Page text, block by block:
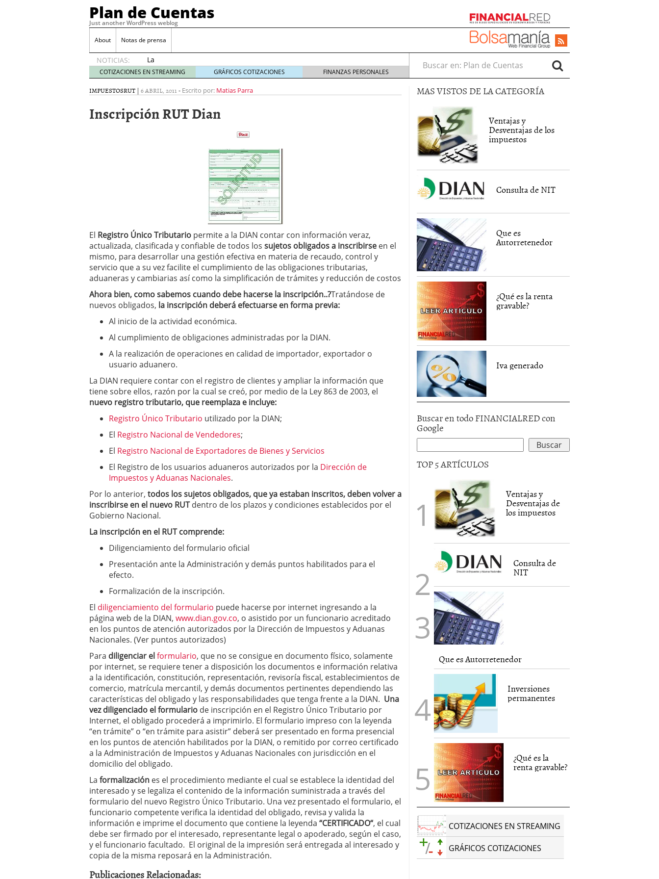
Plan de Cuentas
Just another WordPress weblog
About Notas de prensa
NOTICIAS:
La
elección
del
mejor
es tuya
septiembre
Ventajas de las Tarjetas de Crédito en Colombia
junio 17, 2013
¿Qué es el análisis financiero? junio 11, 2013
¿Quién debe firmar un acta de asamblea? mayo 30, 2013
COTIZACIONES EN STREAMING GRÁFICOS COTIZACIONES FINANZAS PERSONALES
Buscar en:
IMPUESTOSRUT | 6 ABRIL, 2011 - Escrito por: Matias Parra
Inscripción RUT Dian
El Registro Único Tributario permite a la DIAN contar con información veraz,
actualizada, clasificada y confiable de todos los sujetos obligados a inscribirse en el
mismo, para desarrollar una gestión efectiva en materia de recaudo, control y
servicio que a su vez facilite el cumplimiento de las obligaciones tributarias,
aduaneras y cambiarias así como la simplificación de trámites y reducción de costos
Ahora bien, como sabemos cuando debe hacerse la inscripción..?Tratándose de
nuevos obligados, la inscripción deberá efectuarse en forma previa:
Al inicio de la actividad económica.
Al cumplimiento de obligaciones administradas por la DIAN.
A la realización de operaciones en calidad de importador, exportador o
usuario aduanero.
La DIAN requiere contar con el registro de clientes y ampliar la información que
tiene sobre ellos, razón por la cual se creó, por medio de la Ley 863 de 2003, el
nuevo registro tributario, que reemplaza e incluye:
Registro Único Tributario utilizado por la DIAN;
El Registro Nacional de Vendedores;
El Registro Nacional de Exportadores de Bienes y Servicios
El Registro de los usuarios aduaneros autorizados por la Dirección de
Impuestos y Aduanas Nacionales.
Por lo anterior, todos los sujetos obligados, que ya estaban inscritos, deben volver a
inscribirse en el nuevo RUTdentro de los plazos y condiciones establecidos por el
Gobierno Nacional.
La inscripción en el RUT comprende:
Diligenciamiento del formulario oficial
Presentación ante la Administración y demás puntos habilitados para el
efecto.
Formalización de la inscripción.
El diligenciamiento del formulario puede hacerse por internet ingresando a la
página web de la DIAN, www.dian.gov.co, o asistido por un funcionario acreditado
en los puntos de atención autorizados por la Dirección de Impuestos y Aduanas
Nacionales. (Ver puntos autorizados)
Para diligenciar elformulario, que no se consigue en documento físico, solamente
por internet, se requiere tener a disposición los documentos e información relativa
a la identificación, constitución, representación, revisoría fiscal, establecimientos de
comercio, matrícula mercantil, y demás documentos pertinentes dependiendo las
características del obligado y las responsabilidades que tenga frente a la DIAN. Una
vez diligenciado el formulario de inscripción en el Registro Único Tributario por
Internet, el obligado procederá a imprimirlo. El formulario impreso con la leyenda
“en trámite” o “en trámite para asistir” deberá ser presentado en forma presencial
en los puntos de atención habilitados por la DIAN, o remitido por correo certificado
a la Administración de Impuestos y Aduanas Nacionales con jurisdicción en el
domicilio del obligado.
La formalización es el procedimiento mediante el cual se establece la identidad del
interesado y se legaliza el contenido de la información suministrada a través del
formulario del nuevo Registro Único Tributario. Una vez presentado el formulario, el
funcionario competente verifica la identidad del obligado, revisa y valida la
información e imprime el documento que contiene la leyenda “CERTIFICADO“, el cual
debe ser firmado por el interesado, representante legal o apoderado, según el caso,
y el funcionario facultado. El original de la impresión será entregada al interesado y
copia de la misma reposará en la Administración.
Publicaciones Relacionadas:
MAS VISTOS DE LA CATEGORÍA
Ventajas y
Desventajas de los
impuestos
Consulta de NIT
Que es
Autorretenedor
¿Qué es la renta
gravable?
Iva generado
Buscar en todo FINANCIALRED con
Google
TOP 5 ARTÍCULOS
Ventajas y
Desventajas de
los impuestos
Consulta de
NIT
Que es Autorretenedor
Inversiones
permanentes
¿Qué es la
renta gravable?
COTIZACIONES EN STREAMING
GRÁFICOS COTIZACIONES